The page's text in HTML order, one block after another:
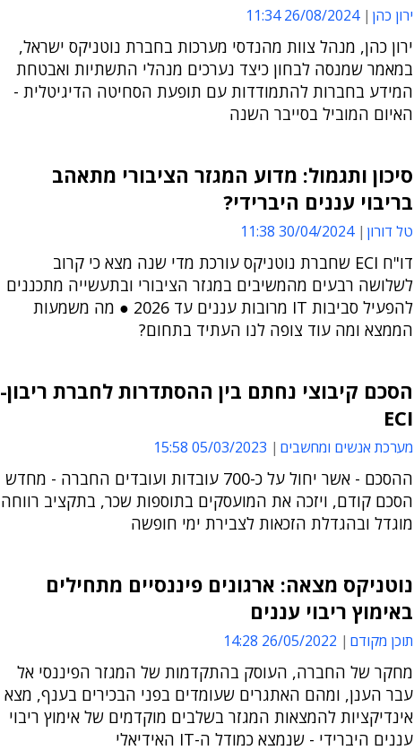
ירון כהן 26/08/2024 11:34
ירון כהן, מנהל צוות מהנדסי מערכות בחברת נוטניקס ישראל,
במאמר שמנסה לבחון כיצד נערכים מנהלי התשתיות ואבטחת
המידע בחברות להתמודדות עם תופעת הסחיטה הדיגיטלית -
האיום המוביל בסייבר השנה
סיכון ותגמול: מדוע המגזר הציבורי מתאהב
בריבוי עננים היברידי?
טל דורון 30/04/2024 11:38
דו"ח ECI שחברת נוטניקס עורכת מדי שנה מצא כי קרוב
לשלושה רבעים מהמשיבים במגזר הציבורי ובתעשייה מתכננים
להפעיל סביבות IT מרובות עננים עד 2026 ● מה משמעות
הממצא ומה עוד צופה לנו העתיד בתחום?
הסכם קיבוצי נחתם בין ההסתדרות לחברת ריבון-
ECI
מערכת אנשים ומחשבים 05/03/2023 15:58
ההסכם - אשר יחול על כ-700 עובדות ועובדים החברה - מחדש
הסכם קודם, ויזכה את המועסקים בתוספות שכר, בתקציב רווחה
מוגדל ובהגדלת הזכאות לצבירת ימי חופשה
נוטניקס מצאה: ארגונים פיננסיים מתחילים
באימוץ ריבוי עננים
תוכן מקודם 26/05/2022 14:28
מחקר של החברה, העוסק בהתקדמות של המגזר הפיננסי אל
עבר הענן, ומהם האתגרים שעומדים בפני הבכירים בענף, מצא
אינדיקציות להמצאות המגזר בשלבים מוקדמים של אימוץ ריבוי
עננים היברידי - שנמצא כמודל ה-IT האידיאלי